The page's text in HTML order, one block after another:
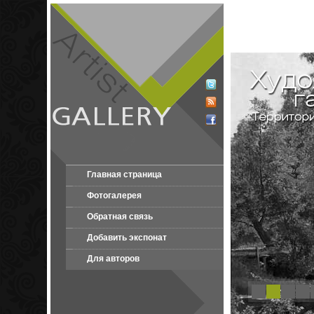
Главная страница
Фотогалерея
Обратная связь
Добавить экспонат
Для авторов